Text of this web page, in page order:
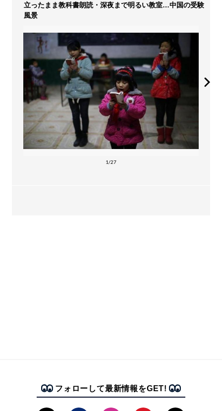
立ったまま教科書朗読・深夜まで明るい教室…中国の受験
風景
1/27
フォローして最新情報をGET!